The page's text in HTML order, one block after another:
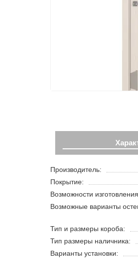
Производитель:
Покрытие:
Возможности
Возможные варианты
Тип и размеры короба:
Тип размеры наличника:
Варианты установки: